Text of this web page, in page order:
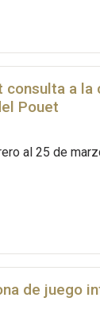
a la
Pouet
al 25 de
de juego